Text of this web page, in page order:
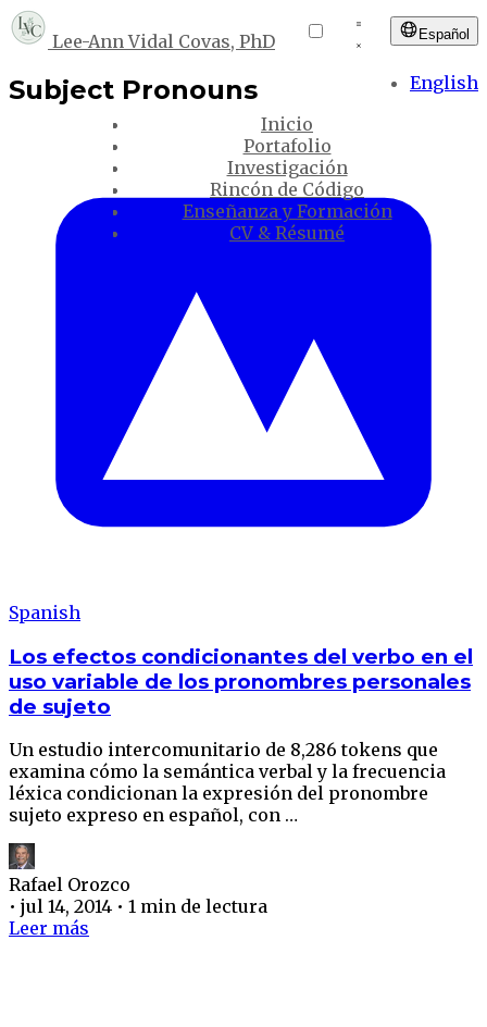
Lee-Ann Vidal Covas, PhD
Inicio
Portafolio
Investigación
Rincón de Código
Enseñanza y Formación
CV & Résumé
Español
English
Subject Pronouns
Spanish
Los efectos condicionantes del verbo en el
uso variable de los pronombres personales
de sujeto
Un estudio intercomunitario de 8,286 tokens que
examina cómo la semántica verbal y la frecuencia
léxica condicionan la expresión del pronombre
sujeto expreso en español, con …
Rafael Orozco
• jul 14, 2014 • 1 min de lectura
Leer más